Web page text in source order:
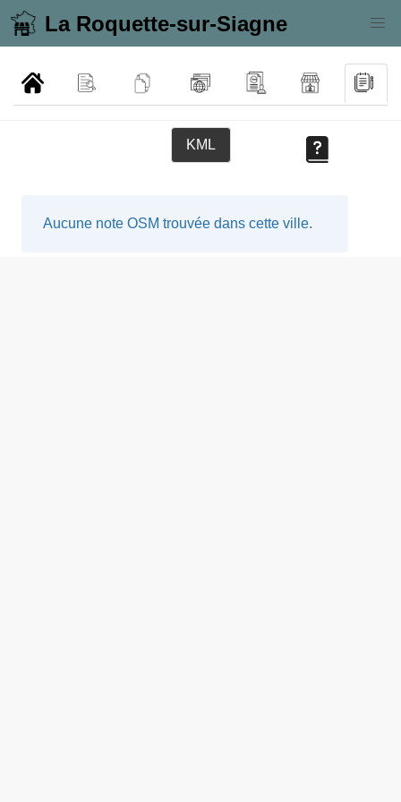
La Roquette-sur-Siagne
KML
Aucune note OSM trouvée dans cette ville.